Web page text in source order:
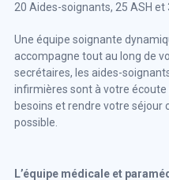
20 Aides-soignants, 25 ASH
Une équipe soignante
accompagne tout au long de
secrétaires, les aides-
infirmières sont à votre
besoins et rendre votre séjour
possible.
L’équipe médicale et